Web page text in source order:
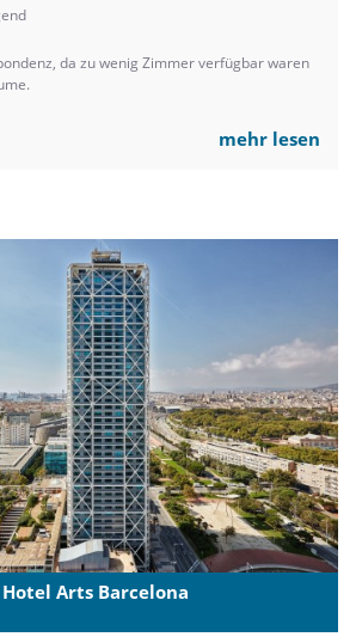
da zu wenig Zimmer verfügbar waren
mehr lesen
Arts Barcelona